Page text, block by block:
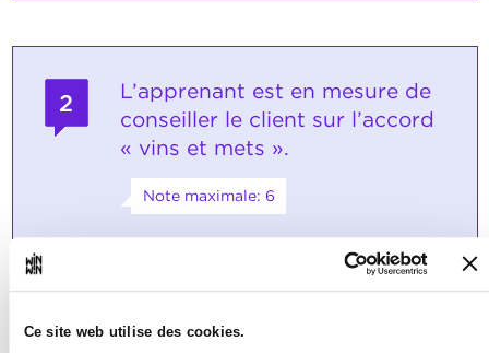
Ce site web utilise des cookies.
2
L’apprenant est en mesure de
conseiller le client sur l’accord
« vins et mets ».
Note maximale: 6
INDICATEURS
cite les règles de base de l’accord «